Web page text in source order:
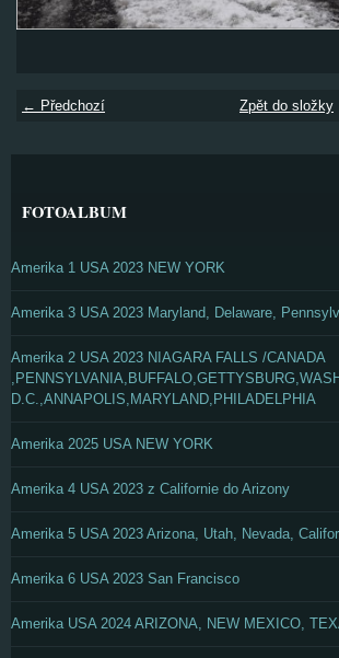
← Předchozí Zpět do složky
FOTOALBUM
Amerika 1 USA 2023 NEW YORK
Amerika 3 USA 2023 Maryland, Delaware,
Amerika 2 USA 2023 NIAGARA FALLS /CANADA
D.C.,ANNAPOLIS,MARYLAND,PHILADELPHIA
Amerika 2025 USA NEW YORK
Amerika 4 USA 2023 z Californie do Arizony
Amerika 5 USA 2023 Arizona, Utah, Nevada,
Amerika 6 USA 2023 San Francisco
Amerika USA 2024 ARIZONA, NEW MEXICO,